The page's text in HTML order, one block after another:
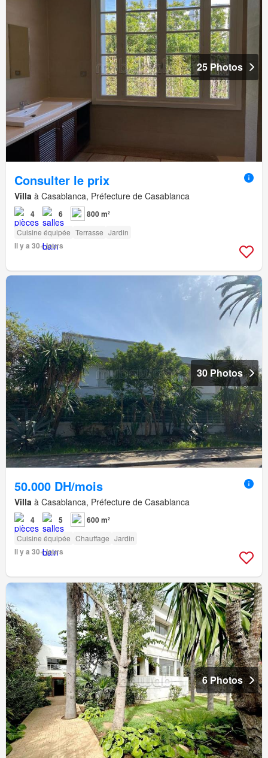
25 Photos
Consulter le prix
Villa à Casablanca, Préfecture de Casablanca
4 6 800 m²
Cuisine équipée Terrasse Jardin
Il y a 30+ jours
30 Photos
50.000 DH/mois
Villa à Casablanca, Préfecture de Casablanca
4 5 600 m²
Cuisine équipée Chauffage Jardin
Il y a 30+ jours
6 Photos